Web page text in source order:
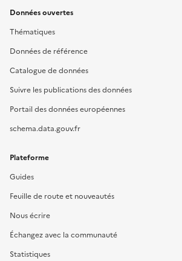
Données ouvertes
Thématiques
Données de référence
Catalogue de données
Suivre les publications des données
Portail des données européennes
schema.data.gouv.fr
Plateforme
Guides
Feuille de route et nouveautés
Nous écrire
Échangez avec la communauté
Statistiques